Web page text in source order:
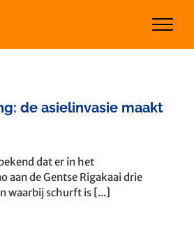
de asielinvasie maakt
dat er in het
aan de Gentse Rigakaai drie
waarbij schurft is [...]